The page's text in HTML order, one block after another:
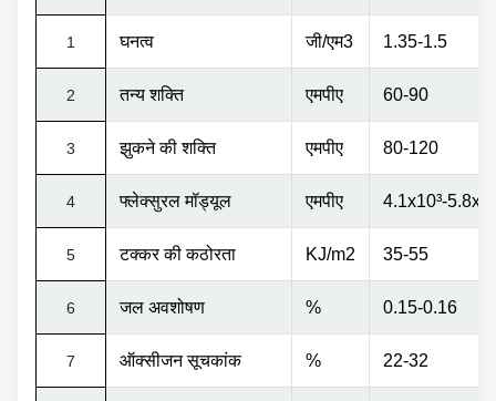
1 घनत्व जी/एम3 1.35-1.5
2 तन्य शक्ति एमपीए 60-90
3 झुकने की शक्ति एमपीए 80-120
4 फ्लेक्सुरल मॉड्यूल एमपीए 4.1x10³-
5 टक्कर की कठोरता KJ/m2 35-55
6 जल अवशोषण % 0.15-0.16
7 ऑक्सीजन सूचकांक % 22-32